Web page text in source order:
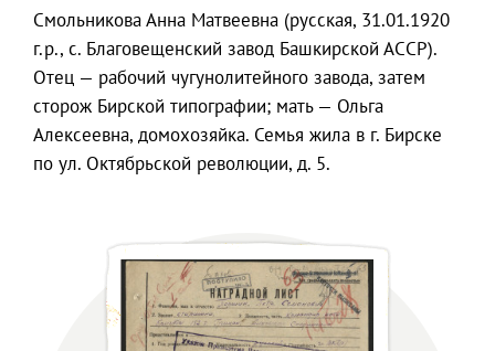
Смольникова Анна Матвеевна (русская, 31.01.1920
г.р., с. Благовещенский завод Башкирской АССР).
Отец — рабочий чугунолитейного завода, затем
сторож Бирской типографии; мать — Ольга
Алексеевна, домохозяйка. Семья жила в г. Бирске
по ул. Октябрьской революции, д. 5.